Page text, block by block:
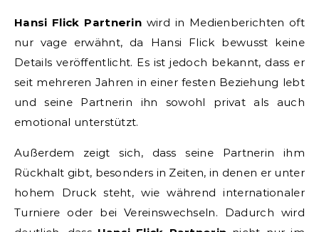
Hansi Flick Partnerin wird in Medienberichten oft
nur vage erwähnt, da Hansi Flick bewusst keine
Details veröffentlicht. Es ist jedoch bekannt, dass er
seit mehreren Jahren in einer festen Beziehung lebt
und seine Partnerin ihn sowohl privat als auch
emotional unterstützt.
Außerdem zeigt sich, dass seine Partnerin ihm
Rückhalt gibt, besonders in Zeiten, in denen er unter
hohem Druck steht, wie während internationaler
Turniere oder bei Vereinswechseln. Dadurch wird